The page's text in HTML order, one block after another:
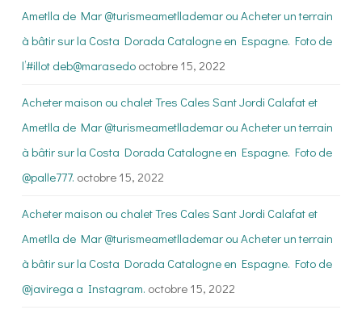
Ametlla de Mar @turismeametllademar ou Acheter un terrain
à bâtir sur la Costa Dorada Catalogne en Espagne. Foto de
l’#illot deb@marasedo octobre 15, 2022
Acheter maison ou chalet Tres Cales Sant Jordi Calafat et
Ametlla de Mar @turismeametllademar ou Acheter un terrain
à bâtir sur la Costa Dorada Catalogne en Espagne. Foto de
@palle777. octobre 15, 2022
Acheter maison ou chalet Tres Cales Sant Jordi Calafat et
Ametlla de Mar @turismeametllademar ou Acheter un terrain
à bâtir sur la Costa Dorada Catalogne en Espagne. Foto de
@javirega a Instagram. octobre 15, 2022